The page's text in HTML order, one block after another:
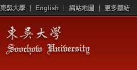
東吳大學 English 網站地圖 更多連結